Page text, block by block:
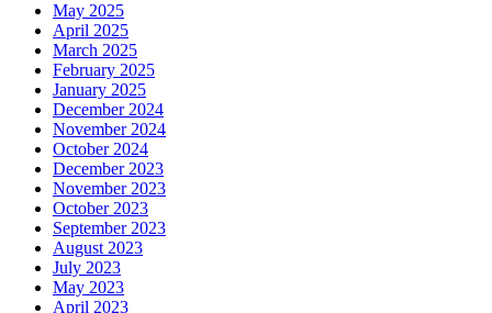
May 2025
April 2025
March 2025
February 2025
January 2025
December 2024
November 2024
October 2024
December 2023
November 2023
October 2023
September 2023
August 2023
July 2023
May 2023
April 2023